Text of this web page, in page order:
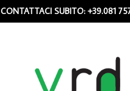
CONTATTACI SUBITO: +39.081